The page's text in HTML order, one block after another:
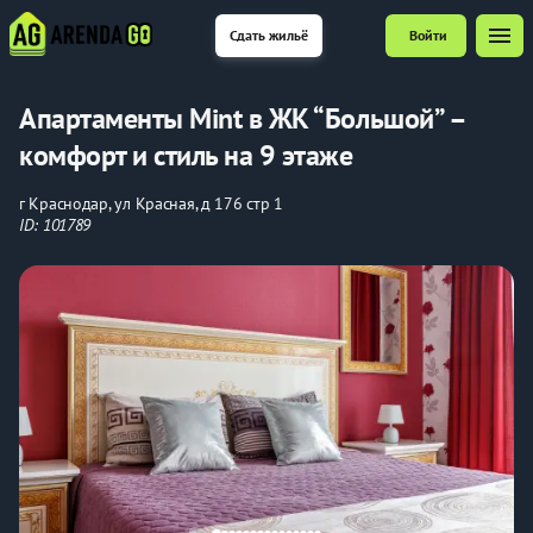
Сдать жильё Войти menu
Aпaртaмeнты Мint в ЖК “Большой” –
кoмфoрт и стиль нa 9 этaже
г Краснодар, ул Красная, д 176 стр 1
ID: 101789